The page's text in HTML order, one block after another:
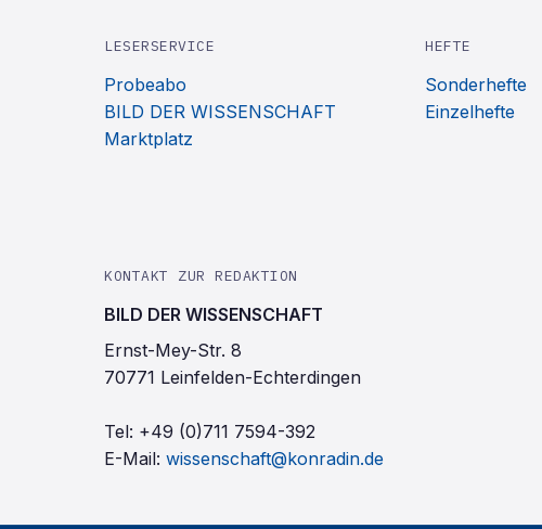
LESERSERVICE
Probeabo
BILD DER WISSENSCHAFT
Marktplatz
HEFTE
Sonderhefte
Einzelhefte
KONTAKT ZUR REDAKTION
BILD DER WISSENSCHAFT
Ernst-Mey-Str. 8
70771 Leinfelden-Echterdingen
Tel: +49 (0)711 7594-392
E-Mail: wissenschaft@konradin.de